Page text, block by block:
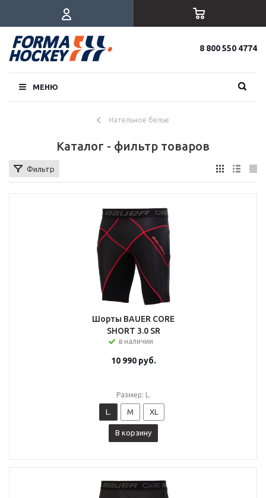
8 800 550 4774
МЕНЮ
Нательное белье
Каталог - фильтр товаров
Фильтр
Шорты BAUER CORE
SHORT 3.0 SR
в наличии
10 990руб.
Размер: L.
L. M XL
В корзину